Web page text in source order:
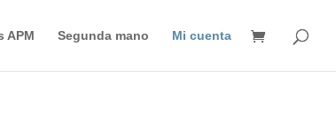
APM Segunda mano Mi cuenta